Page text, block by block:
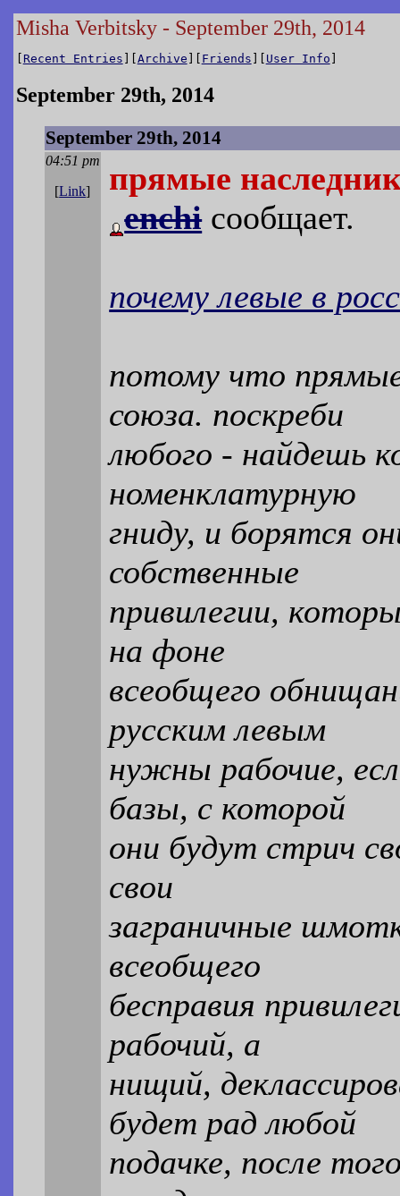
Misha Verbitsky - September 29th, 2014
[ Recent Entries ][Archive ][ Friends ][ User Info ]
September 29th, 2014
September 29th, 2014
04:51 pm
[Link]
прямые
enchiсообщает.
почему левые в
потому что прямые
союза. поскреби
любого - найдешь
номенклатурную
гниду, и борятся
собственные
привилегии,
на фоне
всеобщего
русским левым
нужны рабочие,
базы, с которой
они будут стрич
свои
заграничные
всеобщего
бесправия
рабочий, а
нищий,
будет рад любой
подачке, после